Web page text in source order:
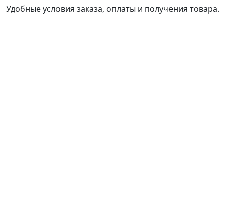
Удобные условия заказа, оплаты и получения товара.